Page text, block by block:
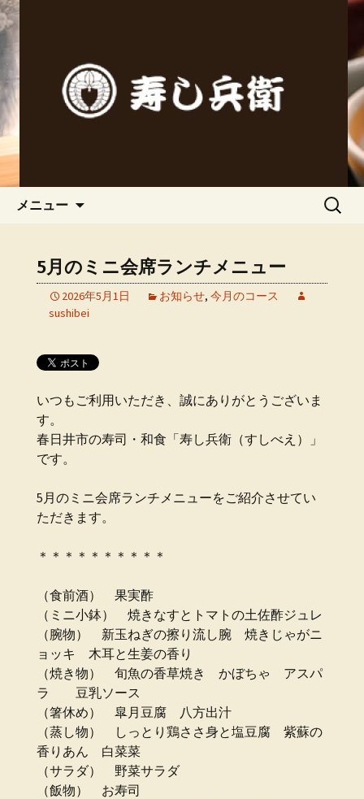
春日井市にある寿司処「寿し兵
衛（すしべえ）」のブログ
春日井市にある寿司処「寿し兵衛（す
しべえ）」の公式ブログです。
メニュー
検
5月のミニ会席ランチメニュー
2026年5月1日 お知らせ, 今月のコース
sushibei
いつもご利用いただき、誠にありがとうございま
す。
春日井市の寿司・和食「寿し兵衛（すしべえ）」
です。
5月のミニ会席ランチメニューをご紹介させてい
ただきます。
＊＊＊＊＊＊＊＊＊＊
（食前酒） 果実酢
（ミニ小鉢） 焼きなすとトマトの土佐酢ジュレ
（腕物） 新玉ねぎの擦り流し腕 焼きじゃがニ
ョッキ 木耳と生姜の香り
（焼き物） 旬魚の香草焼き かぼちゃ アスパ
ラ 豆乳ソース
（箸休め） 皐月豆腐 八方出汁
（蒸し物） しっとり鶏ささ身と塩豆腐 紫蘇の
香りあん 白菜菜
（サラダ） 野菜サラダ
（飯物） お寿司